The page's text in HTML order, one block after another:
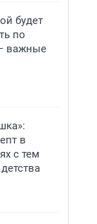
будет
по
важные
в
с тем